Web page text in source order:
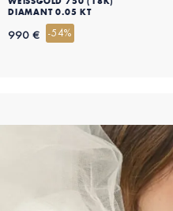
DIAMANT 0.05 KT
990 € -54%